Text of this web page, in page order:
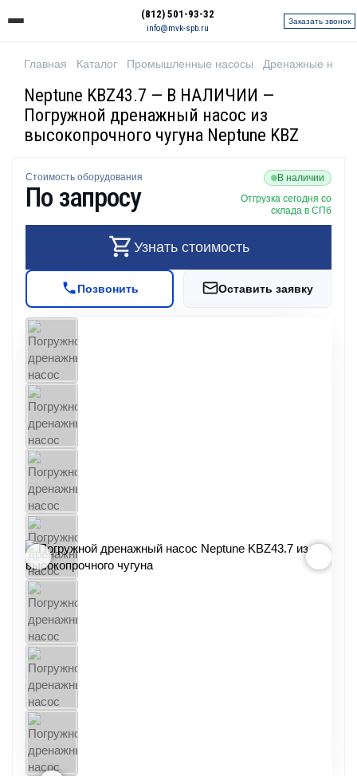
(812) 501-93-32
info@mvk-spb.ru
Заказать звонок
Главная Каталог Промышленные насосы Дренажные
Neptune KBZ43.7 — В НАЛИЧИИ —
Погружной дренажный насос из
высокопрочного чугуна Neptune KBZ
Стоимость оборудования
По запросу
В наличии
Отгрузка сегодня со
склада в СПб
Узнать стоимость
Позвонить Оставить заявку